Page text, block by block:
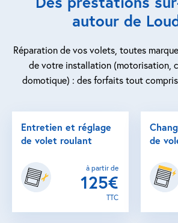
autour de
Réparation de vos volets, toutes
de votre installation (motorisation,
domotique) : des forfaits tout
Entretien et réglage
de volet roulant
à partir de
125€
TTC
de